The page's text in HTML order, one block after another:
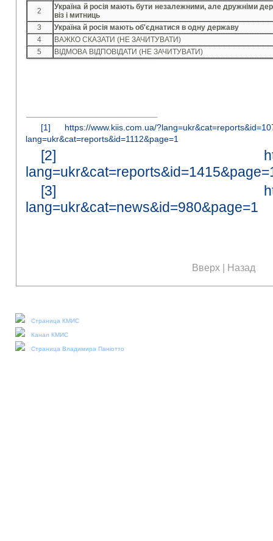
2
Україна й росія мають бути незалежними, але дружніми
віз і митниць
3
Україна й росія мають об'єднатися в одну державу
4
ВАЖКО СКАЗАТИ (НЕ ЗАЧИТУВАТИ)
5
ВІДМОВА ВІДПОВІДАТИ (НЕ ЗАЧИТУВАТИ)
[1]
https://www.kiis.com.ua/
lang=ukr&cat=reports&id=1112&page=1
[2]
[3]
lang=ukr&cat=news&id=980&page=1
Вверх Назад
Страница КМИС
Канал КМИС
Страница Владимира Паніотто